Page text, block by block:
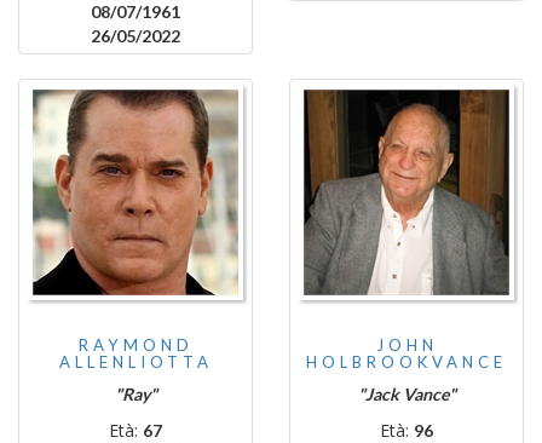
08/07/1961
26/05/2022
RAYMOND
ALLENLIOTTA
"Ray"
Età: 67
JOHN
HOLBROOKVANCE
"Jack Vance"
Età: 96